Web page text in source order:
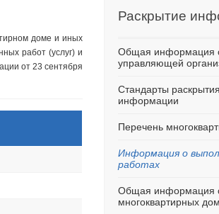
доме и иных
работ (услуг) и
от 23 сентября
Раскрытие
Общая информация
управляющей
Стандарты раскрытия
информации
Перечень
Информация о
работах
Общая информация
многоквартирных